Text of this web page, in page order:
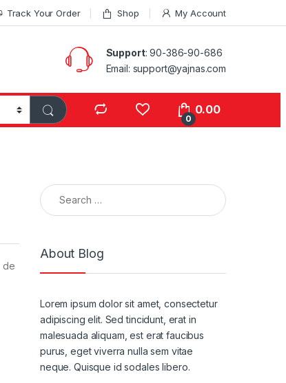
Track Your Order Shop My Account
Support: 90-386-90-686
Email: support@yajnas.com
0
0.00
de
Search for:
About Blog
Lorem ipsum dolor sit amet, consectetur
adipiscing elit. Sed tincidunt, erat in
malesuada aliquam, est erat faucibus
purus, eget viverra nulla sem vitae
neque. Quisque id sodales libero.